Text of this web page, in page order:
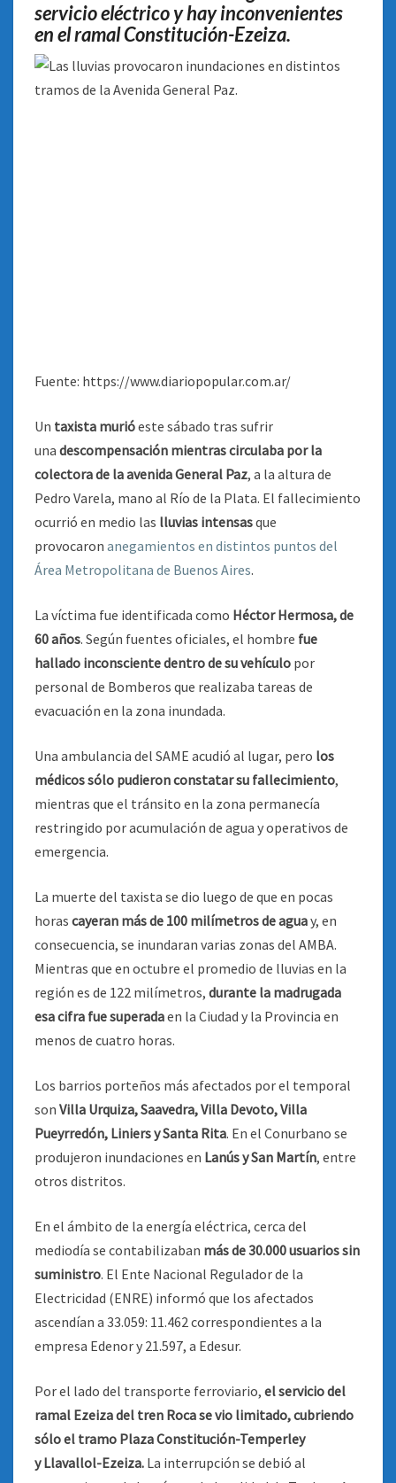
servicio eléctrico y hay inconvenientes
en el ramal Constitución-Ezeiza.
Fuente: https://www.diariopopular.com.ar/
Un taxista murióeste sábado tras sufrir
una descompensación mientras circulaba por la
colectora de la avenida General Paz, a la altura de
Pedro Varela, mano al Río de la Plata. El fallecimiento
ocurrió en medio las lluvias intensasque
provocaron anegamientos en distintos puntos del
Área Metropolitana de Buenos Aires.
La víctima fue identificada como Héctor Hermosa, de
60 años. Según fuentes oficiales, el hombre fue
hallado inconsciente dentro de su vehículo por
personal de Bomberos que realizaba tareas de
evacuación en la zona inundada.
Una ambulancia del SAME acudió al lugar, pero los
médicos sólo pudieron constatar su fallecimiento,
mientras que el tránsito en la zona permanecía
restringido por acumulación de agua y operativos de
emergencia.
La muerte del taxista se dio luego de que en pocas
horas cayeran más de 100 milímetros de aguay, en
consecuencia, se inundaran varias zonas del AMBA.
Mientras que en octubre el promedio de lluvias en la
región es de 122 milímetros, durante la madrugada
esa cifra fue superadaen la Ciudad y la Provincia en
menos de cuatro horas.
Los barrios porteños más afectados por el temporal
son Villa Urquiza, Saavedra, Villa Devoto, Villa
Pueyrredón, Liniers y Santa Rita. En el Conurbano se
produjeron inundaciones en Lanús y San Martín, entre
otros distritos.
En el ámbito de la energía eléctrica, cerca del
mediodía se contabilizaban más de 30.000 usuarios sin
suministro. El Ente Nacional Regulador de la
Electricidad (ENRE) informó que los afectados
ascendían a 33.059: 11.462 correspondientes a la
empresa Edenor y 21.597, a Edesur.
Por el lado del transporte ferroviario, el servicio del
ramal Ezeiza del tren Roca se vio limitado, cubriendo
sólo el tramo Plaza Constitución-Temperley
y Llavallol-Ezeiza. La interrupción se debió al